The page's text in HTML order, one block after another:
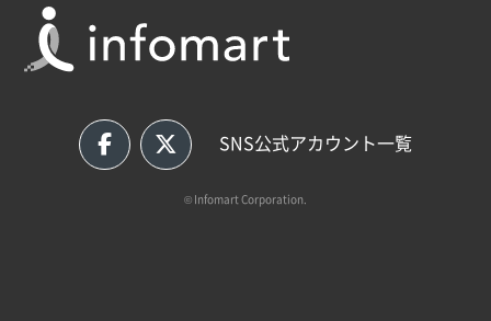
SNS公式アカウント一覧
© Infomart Corporation.